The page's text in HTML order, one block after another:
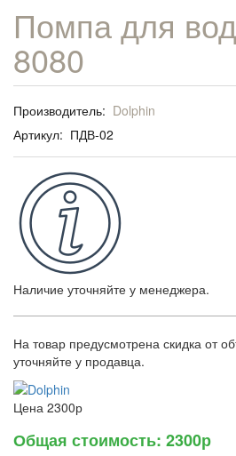
Помпа для
8080
Производитель: Dolphin
Артикул: ПДВ-02
Наличие уточняйте у менеджера.
На товар предусмотрена скидка от
уточняйте у продавца.
Цена 2300р
Общая стоимость: 2300р